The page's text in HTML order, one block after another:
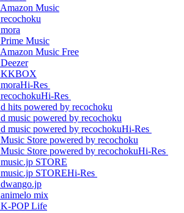
Hi-Res
Hi-Res
Hi-Res
Hi-Res
Hi-Res